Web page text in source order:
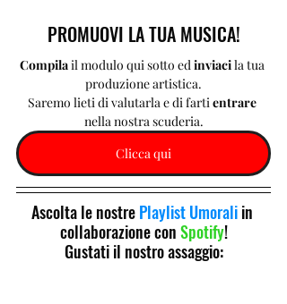
PROMUOVI LA TUA MUSICA!
Compila il modulo qui sotto ed inviaci la tua
produzione artistica.
Saremo lieti di valutarla e di farti entrare
nella nostra scuderia.
Clicca qui
Ascolta le nostre Playlist Umorali in
collaborazione con Spotify!
Gustati il nostro assaggio: